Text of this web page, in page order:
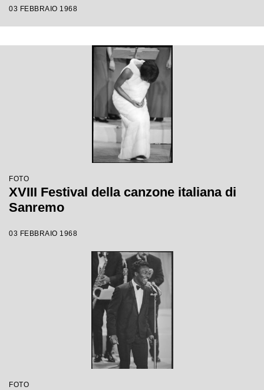
03 FEBBRAIO 1968
FOTO
XVIII Festival della canzone italiana di
Sanremo
03 FEBBRAIO 1968
FOTO